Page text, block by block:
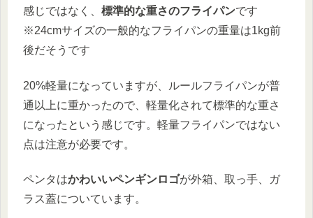
感じではなく、 標準的な重さのフライパンです
※24cmサイズの一般的なフライパンの重量は1kg前
後だそうです
20%軽量になっていますが、ルールフライパンが普
通以上に重かったので、軽量化されて標準的な重さ
になったという感じです。軽量フライパンではない
点は注意が必要です。
ペンタはかわいいペンギンロゴが外箱、取っ手、ガ
ラス蓋についています。